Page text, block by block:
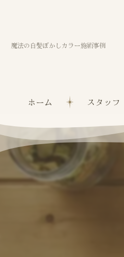
魔法の白髪ぼかしカラー施術事例
ホーム スタッフ